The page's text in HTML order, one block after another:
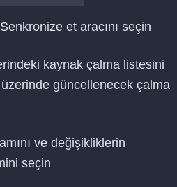
et aracını seçin
kaynak çalma listesini
güncellenecek çalma
ve değişikliklerin
seçin